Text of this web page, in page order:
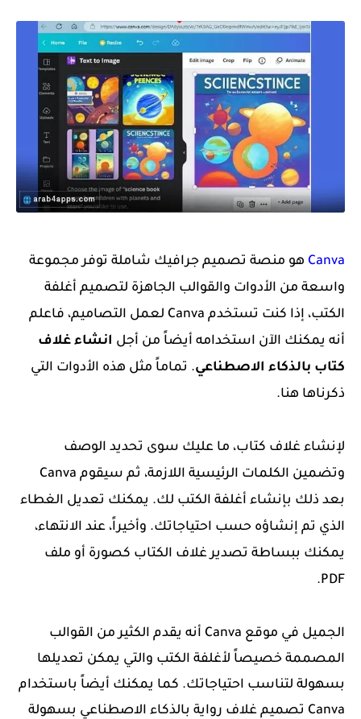
Canva هو منصة تصميم جرافيك شاملة توفر مجموعة
واسعة من الأدوات والقوالب الجاهزة لتصميم أغلفة
الكتب، إذا كنت تستخدم Canva لعمل التصاميم، فاعلم
أنه يمكنك الآن استخدامه أيضاً من أجل انشاء غلاف
كتاب بالذكاء الاصطناعي. تماماً مثل هذه الأدوات التي
ذكرناها هنا.
لإنشاء غلاف كتاب، ما عليك سوى تحديد الوصف
وتضمين الكلمات الرئيسية اللازمة، ثم سيقوم Canva
بعد ذلك بإنشاء أغلفة الكتب لك. يمكنك تعديل الغطاء
الذي تم إنشاؤه حسب احتياجاتك. وأخيراً، عند الانتهاء،
يمكنك ببساطة تصدير غلاف الكتاب كصورة أو ملف
PDF.
الجميل في موقع Canva أنه يقدم الكثير من القوالب
المصممة خصيصاً لأغلفة الكتب والتي يمكن تعديلها
بسهولة لتناسب احتياجاتك. كما يمكنك أيضاً باستخدام
Canva تصميم غلاف رواية بالذكاء الاصطناعي بسهولة